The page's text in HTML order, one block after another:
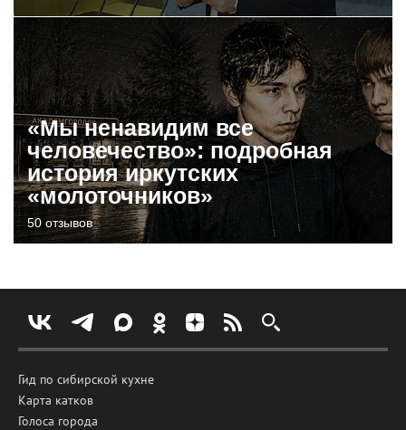
«Мы ненавидим все
человечество»: подробная
история иркутских
«молоточников»
50 отзывов
Гид по сибирской кухне
Карта катков
Голоса города